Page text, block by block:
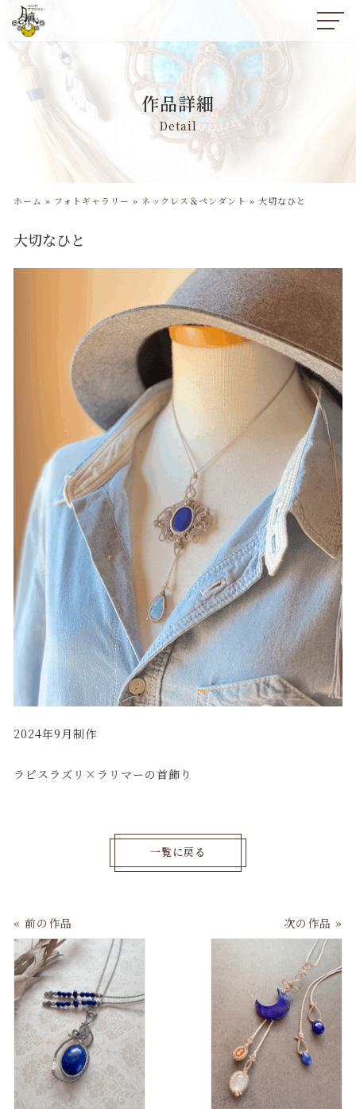
コ
ン
作品詳細
Detail
ホーム » フォトギャラリー » ネックレス＆ペンダント » 大切なひと
大切なひと
2024年9月制作
ラピスラズリ×ラリマーの首飾り
一覧に戻る
« 前の作品 次の作品 »